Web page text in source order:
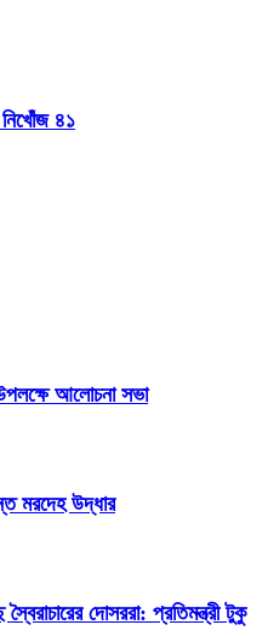
৪১
আলোচনা সভা
মরদেহ উদ্ধার
দোসররা: প্রতিমন্ত্রী টুকু